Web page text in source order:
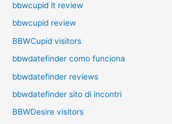
bbwcupid it review
bbwcupid review
BBWCupid visitors
bbwdatefinder como funciona
bbwdatefinder reviews
bbwdatefinder sito di incontri
BBWDesire visitors